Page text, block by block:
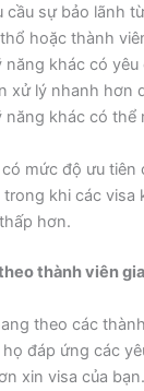
cầu sự bảo lãnh
hoặc thành
năng khác có yêu
xử lý nhanh hơn
năng khác có thể
mức độ ưu
trong khi các visa
hơn.
thành viên
theo các
đáp ứng các
xin visa của